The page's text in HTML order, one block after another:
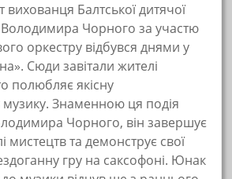
Балтської дитячої
Чорного за участю
оркестру відбувся днями у
Сюди завітали жителі
полюбляє якісну
музику. Знаменною ця подія
Чорного, він завершує
мистецтв та демонструє свої
гру на саксофоні. Юнак